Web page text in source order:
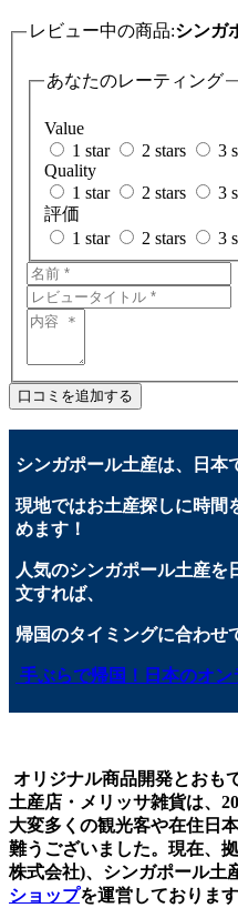
レビュー中の商品:シンガ
あなたのレーティング
Value
1 star
2 stars 3
Quality
1 star
2 stars 3
評価
1 star
2 stars 3
口コミを追加する
シンガポール土産は、日本
現地ではお土産探しに時間
めます！
人気のシンガポール土産を
文すれば、
帰国のタイミングに合わせ
手ぶらで帰国！日本のオ
オリジナル商品開発とおも
土産店・メリッサ雑貨は、
大変多くの観光客や在住日
難うございました。現在、
株式会社)、シンガポール土
ショップを運営しておりま